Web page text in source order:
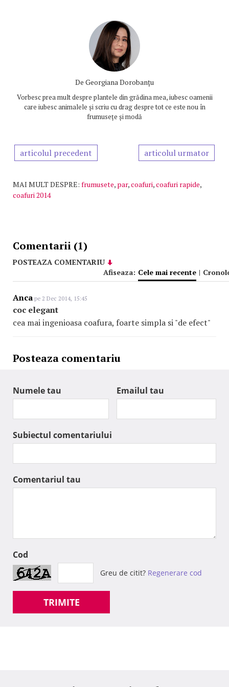
De Georgiana Dorobanțu
Vorbesc prea mult despre plantele din grădina mea, iubesc oamenii
care iubesc animalele și scriu cu drag despre tot ce este nou în
frumusețe și modă
articolul precedent articolul urmator
MAI MULT DESPRE: frumusete, par,coafuri,coafuri rapide,
coafuri 2014
Comentarii (1)
POSTEAZA COMENTARIU
Afiseaza: Cele mai recente |
Anca pe 2 Dec 2014, 15:45
coc elegant
cea mai ingenioasa coafura, foarte simpla si "de efect"
Posteaza comentariu
Numele tau Emailul tau
Subiectul comentariului
Comentariul tau
Cod
Greu de citit? Regenerare cod
TRIMITE